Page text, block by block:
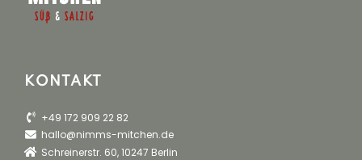
KONTAKT
+49 172 909 22 82
hallo@nimms-mitchen.de
Schreinerstr. 60, 10247 Berlin